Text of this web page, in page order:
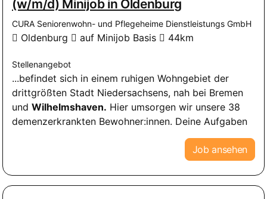
(w/m/d) Minijob in Oldenburg
CURA Seniorenwohn- und Pflegeheime Dienstleistungs GmbH
Oldenburg auf Minijob Basis 44km
Stellenangebot
...befindet sich in einem ruhigen Wohngebiet der
drittgrößten Stadt Niedersachsens, nah bei Bremen
und Wilhelmshaven. Hier umsorgen wir unsere 38
demenzerkrankten Bewohner:innen. Deine Aufgaben
Job ansehen